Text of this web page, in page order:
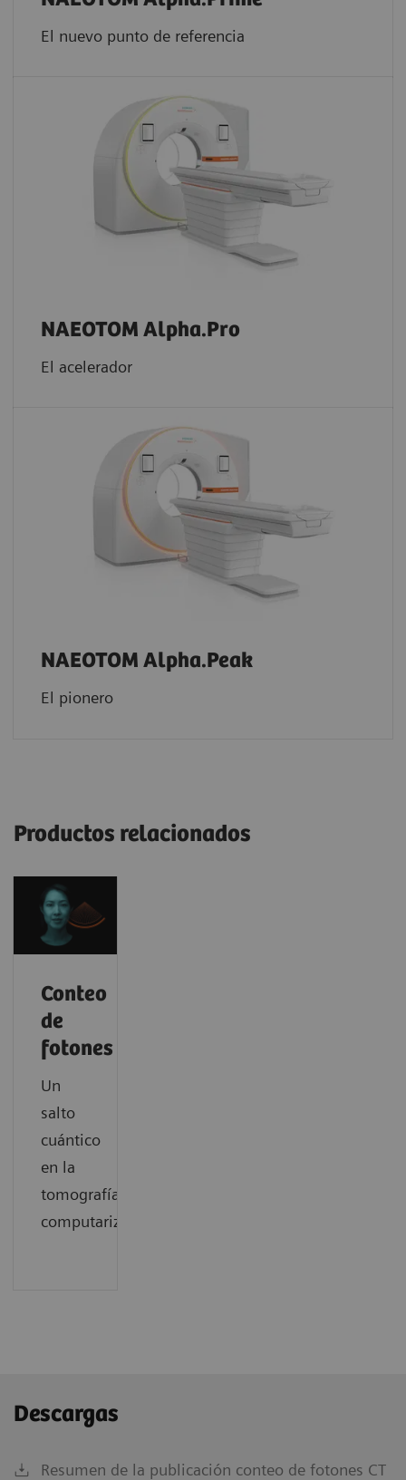
El nuevo punto de referencia
NAEOTOM Alpha.Pro
El acelerador
NAEOTOM Alpha.Peak
El pionero
Productos relacionados
Conteo
de
fotones
Un
salto
cuántico
en la
tomografía
computarizada.
Descargas
Resumen de la publicación conteo de fotones CT